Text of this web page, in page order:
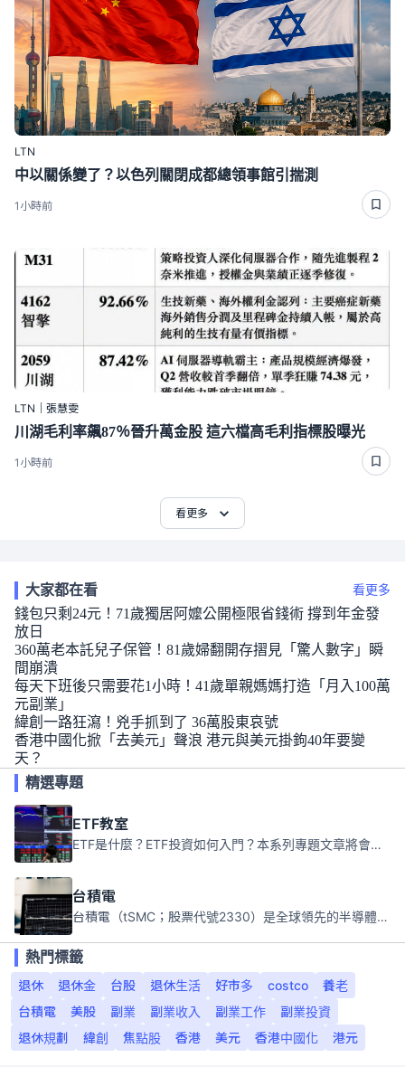
LTN
中以關係變了？以色列關閉成都總領事館引揣測
1小時前
LTN｜張慧雯
川湖毛利率飆87％晉升萬金股 這六檔高毛利指標股曝光
1小時前
看更多
大家都在看 看更多
錢包只剩24元！71歲獨居阿嬤公開極限省錢術 撐到年金發
放日
360萬老本託兒子保管！81歲婦翻開存摺見「驚人數字」瞬
間崩潰
每天下班後只需要花1小時！41歲單親媽媽打造「月入100萬
元副業」
緯創一路狂瀉！兇手抓到了 36萬股東哀號
香港中國化掀「去美元」聲浪 港元與美元掛鉤40年要變
天？
精選專題
ETF教室
ETF是什麼？ETF投資如何入門？本系列專題文章將會告訴你新手必須知道的ETF基礎知識。
台積電
台積電（tSMC；股票代號2330）是全球領先的半導體代工公司，成立於1987年，總部位於台灣新竹。且已於美國、日本、德國及中國設廠，台積電是全球首家專業積體電路製造服務公司，也是全球最先進和最大規模的半導體代工廠。
熱門標籤
退休
退休金 台股 退休生活 好市多 costco
養老
台積電
美股 副業 副業收入 副業工作
副業投資
退休規劃
緯創 焦點股 香港 美元 香港中國化 港元